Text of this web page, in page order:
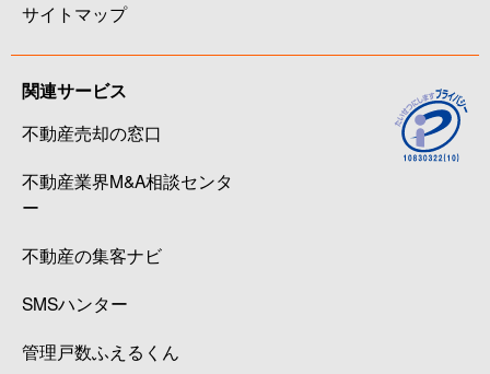
サイトマップ
関連サービス
不動産売却の窓口
不動産業界M&A相談センタ
ー
不動産の集客ナビ
SMSハンター
管理戸数ふえるくん